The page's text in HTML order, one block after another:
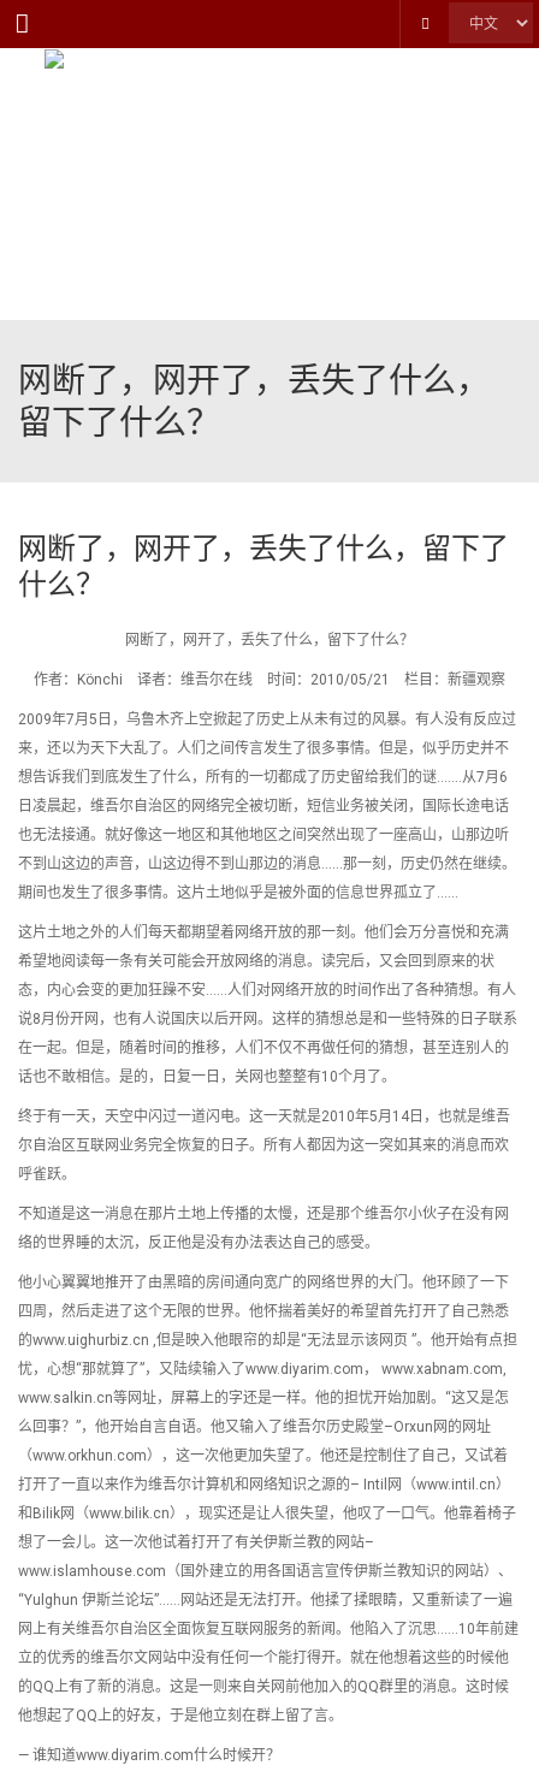
Menu
网断了，网开了，丢失了什么，
留下了什么？
网断了，网开了，丢失了什么，留下了
什么？
网断了，网开了，丢失了什么，留下了什么？
作者：Könchi 译者：维吾尔在线 时间：2010/05/21 栏目：新疆观察
2009年7月5日，乌鲁木齐上空掀起了历史上从未有过的风暴。有人没有反应过
来，还以为天下大乱了。人们之间传言发生了很多事情。但是，似乎历史并不
想告诉我们到底发生了什么，所有的一切都成了历史留给我们的谜…….从7月6
日凌晨起，维吾尔自治区的网络完全被切断，短信业务被关闭，国际长途电话
也无法接通。就好像这一地区和其他地区之间突然出现了一座高山，山那边听
不到山这边的声音，山这边得不到山那边的消息……那一刻，历史仍然在继续。
期间也发生了很多事情。这片土地似乎是被外面的信息世界孤立了……
这片土地之外的人们每天都期望着网络开放的那一刻。他们会万分喜悦和充满
希望地阅读每一条有关可能会开放网络的消息。读完后，又会回到原来的状
态，内心会变的更加狂躁不安……人们对网络开放的时间作出了各种猜想。有人
说8月份开网，也有人说国庆以后开网。这样的猜想总是和一些特殊的日子联系
在一起。但是，随着时间的推移，人们不仅不再做任何的猜想，甚至连别人的
话也不敢相信。是的，日复一日，关网也整整有10个月了。
终于有一天，天空中闪过一道闪电。这一天就是2010年5月14日，也就是维吾
尔自治区互联网业务完全恢复的日子。所有人都因为这一突如其来的消息而欢
呼雀跃。
不知道是这一消息在那片土地上传播的太慢，还是那个维吾尔小伙子在没有网
络的世界睡的太沉，反正他是没有办法表达自己的感受。
他小心翼翼地推开了由黑暗的房间通向宽广的网络世界的大门。他环顾了一下
四周，然后走进了这个无限的世界。他怀揣着美好的希望首先打开了自己熟悉
的www.uighurbiz.cn ,但是映入他眼帘的却是“无法显示该网页 ”。他开始有点担
忧，心想“那就算了”，又陆续输入了www.diyarim.com， www.xabnam.com,
www.salkin.cn等网址，屏幕上的字还是一样。他的担忧开始加剧。“这又是怎
么回事？”，他开始自言自语。他又输入了维吾尔历史殿堂–Orxun网的网址
（www.orkhun.com），这一次他更加失望了。他还是控制住了自己，又试着
打开了一直以来作为维吾尔计算机和网络知识之源的– Intil网（www.intil.cn）
和Bilik网（www.bilik.cn），现实还是让人很失望，他叹了一口气。他靠着椅子
想了一会儿。这一次他试着打开了有关伊斯兰教的网站–
www.islamhouse.com（国外建立的用各国语言宣传伊斯兰教知识的网站）、
“Yulghun 伊斯兰论坛”……网站还是无法打开。他揉了揉眼睛，又重新读了一遍
网上有关维吾尔自治区全面恢复互联网服务的新闻。他陷入了沉思……10年前建
立的优秀的维吾尔文网站中没有任何一个能打得开。就在他想着这些的时候他
的QQ上有了新的消息。这是一则来自关网前他加入的QQ群里的消息。这时候
他想起了QQ上的好友，于是他立刻在群上留了言。
— 谁知道www.diyarim.com什么时候开？